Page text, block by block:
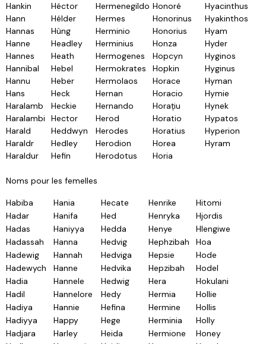
Hankin
Héctor Hermenegildo Honoré
Hyacinthus
Hann
Hélder Hermes Honorinus
Hyakinthos
Hannas
Hùng Herminio Honorius
Hyam
Hanne
Headley Herminius Honza
Hyder
Hannes
Heath Hermogenes Hopcyn
Hyginos
Hannibal
Hebel Hermokrates Hopkin
Hyginus
Hannu
Heber Hermolaos Horace
Hyman
Hans
Heck Hernan Horacio
Hymie
Haralamb
Heckie Hernando Horațiu
Hynek
Haralambi
Hector Herod Horatio
Hypatos
Harald
Heddwyn Herodes Horatius
Hyperion
Haraldr
Hedley Herodion Horea
Hyram
Haraldur
Hefin Herodotus Horia
Noms pour les femelles
Habiba Hania Hecate Henrike
Hitomi
Hadar
Hanifa Hed Henryka
Hjordis
Hadas
Haniyya Hedda Henye
Hlengiwe
Hadassah
Hanna Hedvig Hephzibah
Hoa
Hadewig
Hannah Hedviga Hepsie
Hode
Hadewych
Hanne Hedvika Hepzibah
Hodel
Hadia
Hannele Hedwig Hera
Hokulani
Hadil
Hannelore Hedy Hermia
Hollie
Hadiya
Hannie Hefina Hermine
Hollis
Hadiyya
Happy Hege Herminia
Holly
Hadjara
Harley Heida Hermione
Honey